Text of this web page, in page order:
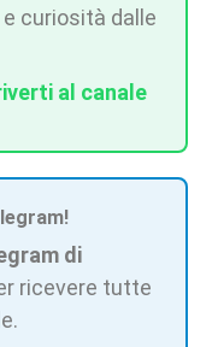
curiosità dalle
al canale
di
ricevere tutte